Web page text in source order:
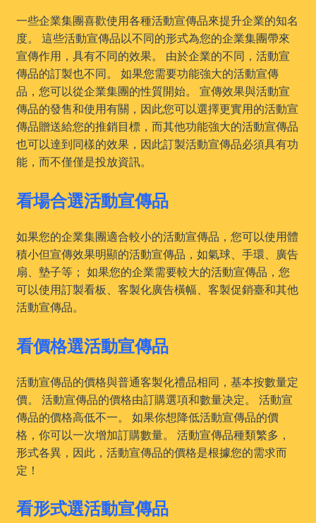
一些企業集團喜歡使用各種活動宣傳品來提升企業的知名
度。 這些活動宣傳品以不同的形式為您的企業集團帶來
宣傳作用，具有不同的效果。 由於企業的不同，活動宣
傳品的訂製也不同。 如果您需要功能強大的活動宣傳
品，您可以從企業集團的性質開始。 宣傳效果與活動宣
傳品的發售和使用有關，因此您可以選擇更實用的活動宣
傳品贈送給您的推銷目標，而其他功能強大的活動宣傳品
也可以達到同樣的效果，因此訂製活動宣傳品必須具有功
能，而不僅僅是投放資訊。
看場合選活動宣傳品
如果您的企業集團適合較小的活動宣傳品，您可以使用體
積小但宣傳效果明顯的活動宣傳品，如氣球、手環、廣告
扇、墊子等； 如果您的企業需要較大的活動宣傳品，您
可以使用訂製看板、客製化廣告橫幅、客製促銷臺和其他
活動宣傳品。
看價格選活動宣傳品
活動宣傳品的價格與普通客製化禮品相同，基本按數量定
價。 活動宣傳品的價格由訂購選項和數量决定。 活動宣
傳品的價格高低不一。 如果你想降低活動宣傳品的價
格，你可以一次增加訂購數量。 活動宣傳品種類繁多，
形式各異，因此，活動宣傳品的價格是根據您的需求而
定！
看形式選活動宣傳品